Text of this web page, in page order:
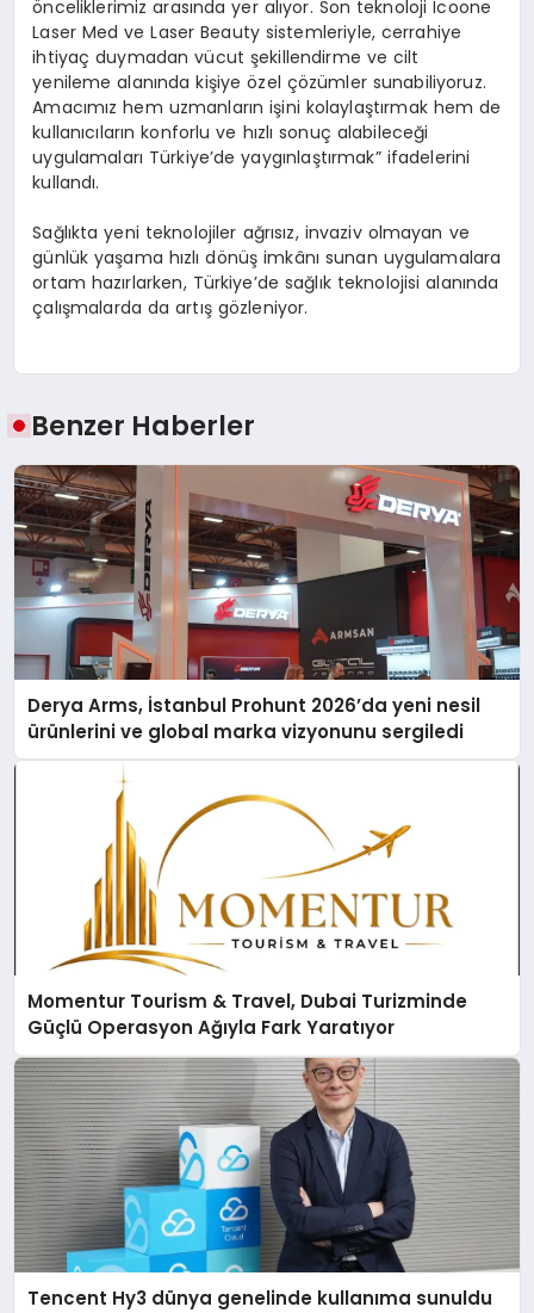
önceliklerimiz arasında yer alıyor. Son teknoloji Icoone
Laser Med ve Laser Beauty sistemleriyle, cerrahiye
ihtiyaç duymadan vücut şekillendirme ve cilt
yenileme alanında kişiye özel çözümler sunabiliyoruz.
Amacımız hem uzmanların işini kolaylaştırmak hem de
kullanıcıların konforlu ve hızlı sonuç alabileceği
uygulamaları Türkiye’de yaygınlaştırmak” ifadelerini
kullandı.
Sağlıkta yeni teknolojiler ağrısız, invaziv olmayan ve
günlük yaşama hızlı dönüş imkânı sunan uygulamalara
ortam hazırlarken, Türkiye’de sağlık teknolojisi alanında
çalışmalarda da artış gözleniyor.
Benzer Haberler
Derya Arms, İstanbul Prohunt 2026’da yeni nesil
ürünlerini ve global marka vizyonunu sergiledi
Momentur Tourism & Travel, Dubai Turizminde
Güçlü Operasyon Ağıyla Fark Yaratıyor
Tencent Hy3 dünya genelinde kullanıma sunuldu